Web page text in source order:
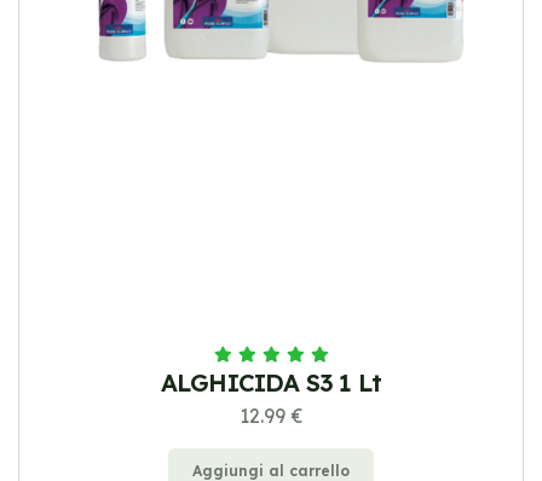
ALGHICIDA S3 1 Lt
12.99 €
Aggiungi al carrello